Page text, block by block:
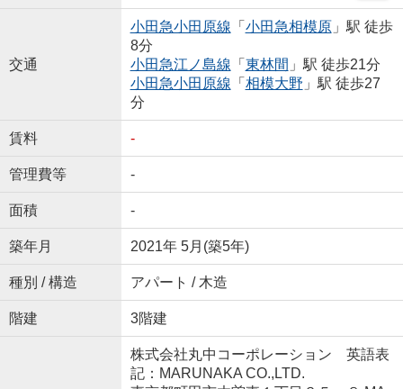
交通
小田急小田原線 「 小田急相模原 」駅 徒歩
8分
小田急江ノ島線 「 東林間 」駅 徒歩21分
小田急小田原線 「 相模大野 」駅 徒歩27
分
賃料 -
管理費等 -
面積 -
築年月 2021年 5月(築5年)
種別 / 構造 アパート / 木造
階建 3階建
株式会社丸中コーポレーション 英語表
記：MARUNAKA CO.,LTD.